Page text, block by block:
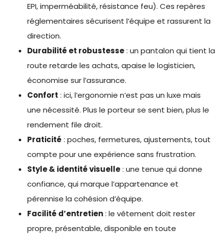
EPI, imperméabilité, résistance feu). Ces repères
réglementaires sécurisent l’équipe et rassurent la
direction.
Durabilité et robustesse: un pantalon qui tient la
route retarde les achats, apaise le logisticien,
économise sur l’assurance.
Confort : ici, l’ergonomie n’est pas un luxe mais
une nécessité. Plus le porteur se sent bien, plus le
rendement file droit.
Praticité : poches, fermetures, ajustements, tout
compte pour une expérience sans frustration.
Style & identité visuelle: une tenue qui donne
confiance, qui marque l’appartenance et
pérennise la cohésion d’équipe.
Facilité d’entretien: le vêtement doit rester
propre, présentable, disponible en toute